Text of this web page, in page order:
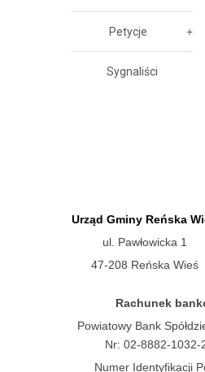
Petycje
Sygnaliści
Urząd Gminy Reńska
ul. Pawłowicka 1
47-208 Reńska Wieś
Rachunek
Powiatowy Bank
Nr: 02-8882-1032-
Numer Identyfikacji